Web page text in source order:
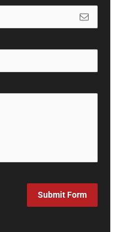
Submit Form